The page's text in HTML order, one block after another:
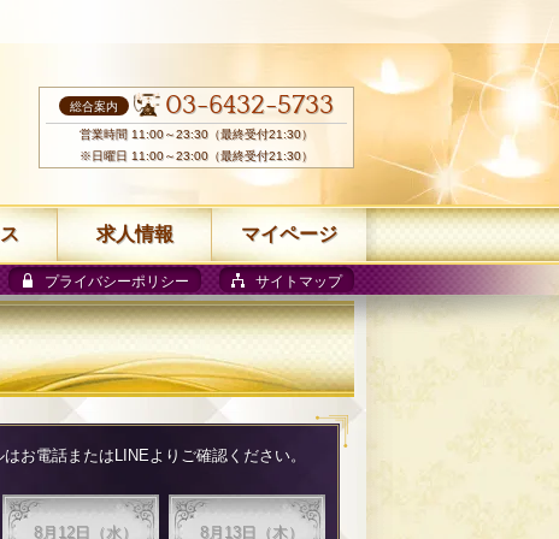
プライバシーポリシー サイトマップ
お電話またはLINEよりご確認ください。
8月12日（水） 8月13日（木）
総合案内 03-6432-5733
営業時間 11:00～23:30（最終受付21:30）
※日曜日 11:00～23:00（最終受付21:30）
求人情報 マイページ